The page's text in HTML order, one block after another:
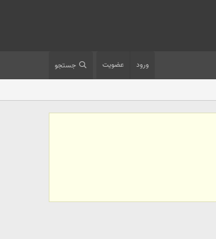
ورود عضویت جستجو